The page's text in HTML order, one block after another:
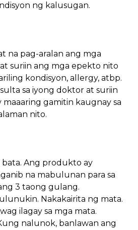
ng kalusugan.
na pag-aralan ang mga
suriin ang mga epekto nito
kondisyon, allergy, atbp.
sa iyong doktor at suriin
gamitin kaugnay sa
nito.
bata. Ang produkto ay
na mabulunan para sa
3 taong gulang.
Nakakairita ng mata.
ilagay sa mga mata.
nalunok, banlawan ang